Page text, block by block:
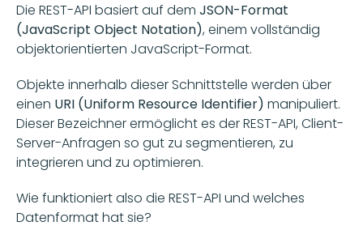
Die REST-API basiert auf dem JSON-Format
(JavaScript Object Notation), einem vollständig
objektorientierten JavaScript-Format.
Objekte innerhalb dieser Schnittstelle werden über
einen URI (Uniform Resource Identifier) manipuliert.
Dieser Bezeichner ermöglicht es der REST-API, Client-
Server-Anfragen so gut zu segmentieren, zu
integrieren und zu optimieren.
Wie funktioniert also die REST-API und welches
Datenformat hat sie?